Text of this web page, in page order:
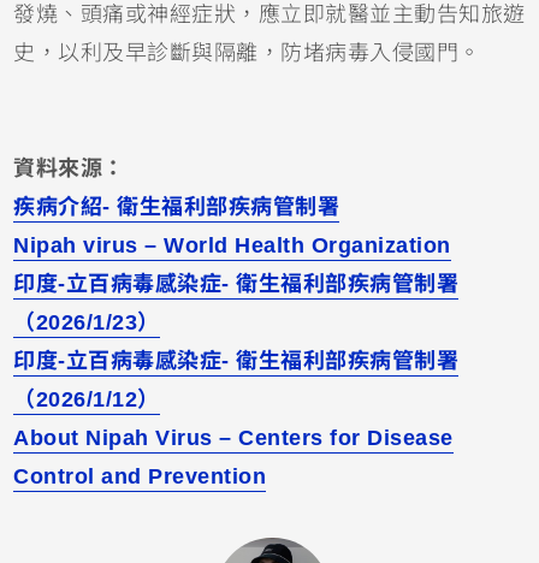
發燒、頭痛或神經症狀，應立即就醫並主動告知旅遊
史，以利及早診斷與隔離，防堵病毒入侵國門。
資料來源：
疾病介紹- 衛生福利部疾病管制署
Nipah virus – World Health Organization
印度-立百病毒感染症- 衛生福利部疾病管制署
（2026/1/23）
印度-立百病毒感染症- 衛生福利部疾病管制署
（2026/1/12）
About Nipah Virus – Centers for Disease
Control and Prevention